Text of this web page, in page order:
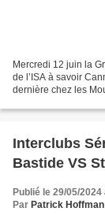
Mercredi 12 juin la
de l’ISA à savoir
dernière chez les
Interclubs
Bastide VS
Publié le 29/05/2024
Par Patrick